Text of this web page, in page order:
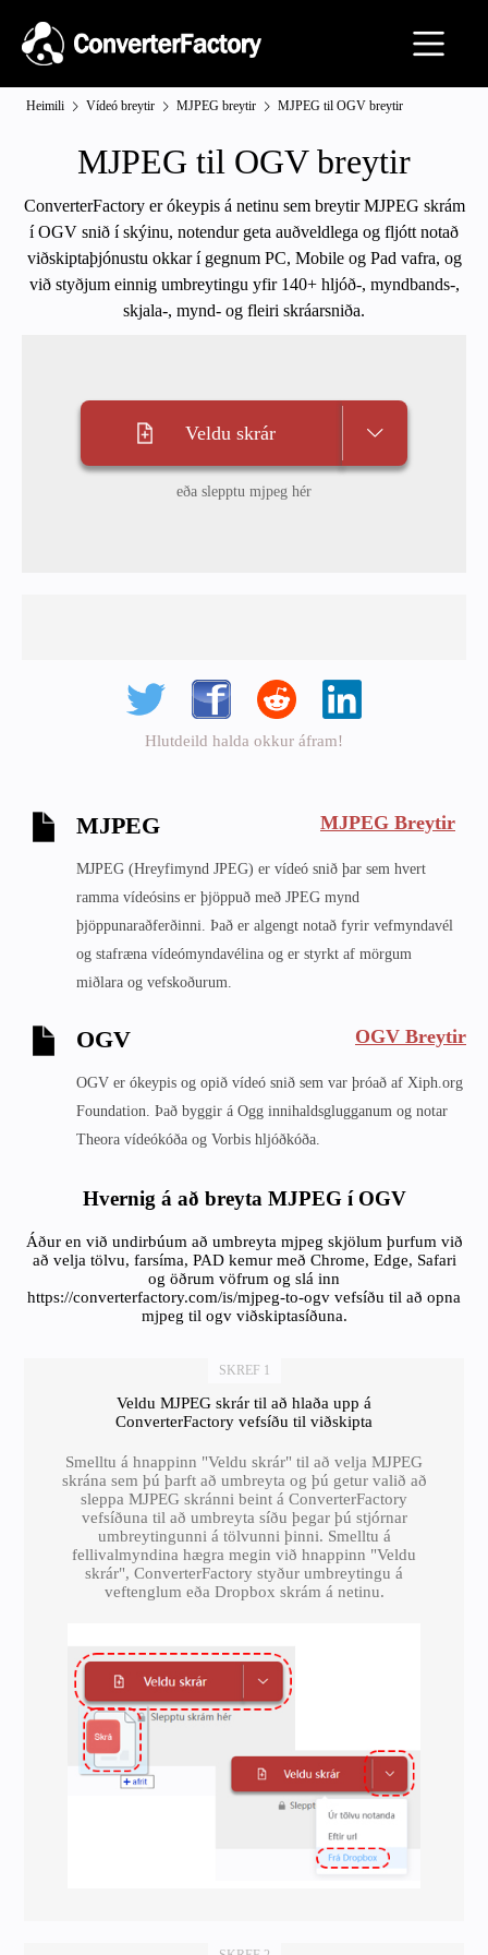
Heimili Vídeó breytir MJPEG breytir MJPEG til OGV breytir
MJPEG til OGV breytir
ConverterFactory er ókeypis á netinu sem breytir MJPEG skrám
í OGV snið í skýinu, notendur geta auðveldlega og fljótt notað
viðskiptaþjónustu okkar í gegnum PC, Mobile og Pad vafra, og
við styðjum einnig umbreytingu yfir 140+ hljóð-, myndbands-,
skjala-, mynd- og fleiri skráarsniða.
Veldu skrár
eða slepptu mjpeg hér
Hlutdeild halda okkur áfram!
MJPEG MJPEG Breytir
MJPEG (Hreyfimynd JPEG) er vídeó snið þar sem hvert
ramma vídeósins er þjöppuð með JPEG mynd
þjöppunaraðferðinni. Það er algengt notað fyrir vefmyndavél
og stafræna vídeómyndavélina og er styrkt af mörgum
miðlara og vefskoðurum.
OGV OGV Breytir
OGV er ókeypis og opið vídeó snið sem var þróað af Xiph.org
Foundation. Það byggir á Ogg innihaldsglugganum og notar
Theora vídeókóða og Vorbis hljóðkóða.
Hvernig á að breyta MJPEG í OGV
Áður en við undirbúum að umbreyta mjpeg skjölum þurfum við
að velja tölvu, farsíma, PAD kemur með Chrome, Edge, Safari
og öðrum vöfrum og slá inn
https://converterfactory.com/is/mjpeg-to-ogv vefsíðu til að opna
mjpeg til ogv viðskiptasíðuna.
SKREF 1
Veldu MJPEG skrár til að hlaða upp á
ConverterFactory vefsíðu til viðskipta
Smelltu á hnappinn "Veldu skrár" til að velja MJPEG
skrána sem þú þarft að umbreyta og þú getur valið að
sleppa MJPEG skránni beint á ConverterFactory
vefsíðuna til að umbreyta síðu þegar þú stjórnar
umbreytingunni á tölvunni þinni. Smelltu á
fellivalmyndina hægra megin við hnappinn "Veldu
skrár", ConverterFactory styður umbreytingu á
veftenglum eða Dropbox skrám á netinu.